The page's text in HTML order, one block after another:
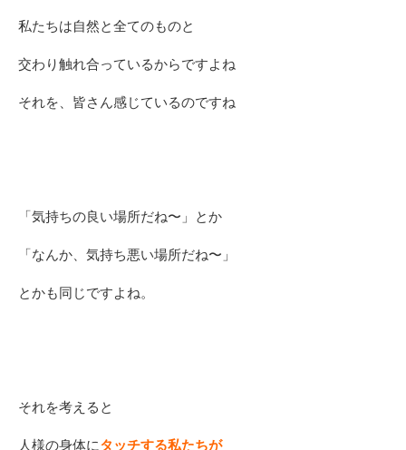
私たちは自然と全てのものと
交わり触れ合っているからですよね
それを、皆さん感じているのですね
「気持ちの良い場所だね〜」とか
「なんか、気持ち悪い場所だね〜」
とかも同じですよね。
それを考えると
人様の身体にタッチする私たちが